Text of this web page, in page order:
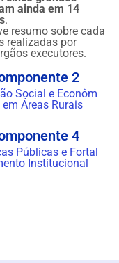
ainda em 14
.
resumo sobre cada
realizadas por
executores.
2
Social e Econôm
em Áreas Rurais
4
Públicas e Fortal
Institucional